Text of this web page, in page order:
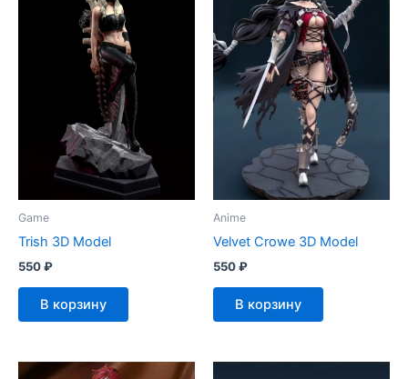
Game
Trish 3D Model
550₽
В корзину
Anime
Velvet Crowe 3D Model
550₽
В корзину